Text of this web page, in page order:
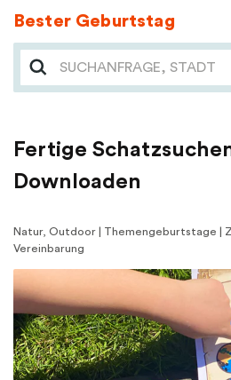
Bester Geburtstag
Fertige
Downloaden
Natur, Outdoor | Themengeburtstage |
Vereinbarung